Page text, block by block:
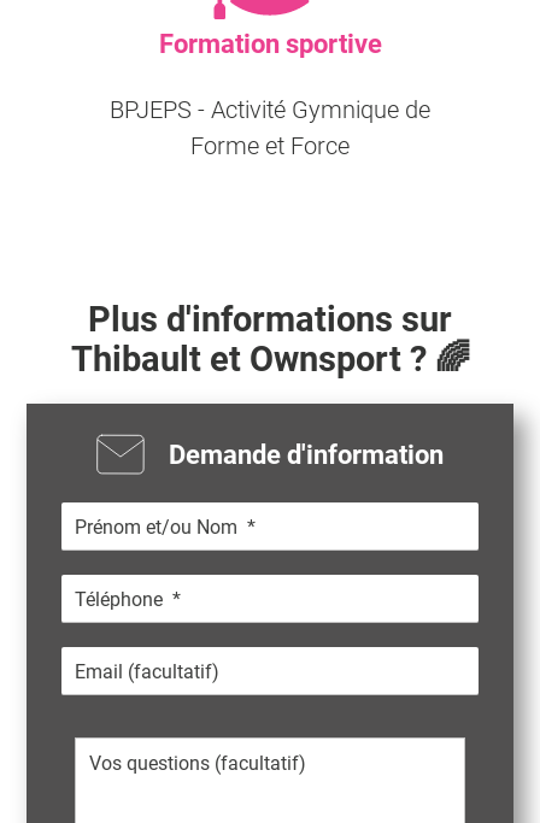
Formation sportive
BPJEPS - Activité Gymnique de
Forme et Force
Plus d'informations sur
Thibaultet Ownsport ? 🌈
Demande d'information